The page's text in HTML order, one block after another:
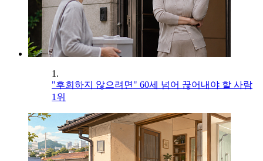
1.
"후회하지 않으려면" 60세 넘어 끊어내야 할 사람
1위